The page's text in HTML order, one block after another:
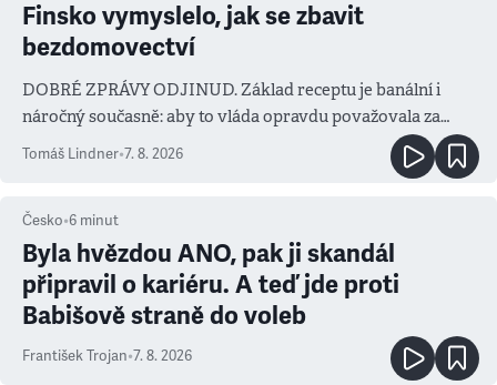
Finsko vymyslelo, jak se zbavit
bezdomovectví
DOBRÉ ZPRÁVY ODJINUD. Základ receptu je banální i
náročný současně: aby to vláda opravdu považovala za
prioritu
Tomáš Lindner•7. 8. 2026
Česko•6 minut
Byla hvězdou ANO, pak ji skandál
připravil o kariéru. A teď jde proti
Babišově straně do voleb
František Trojan•7. 8. 2026